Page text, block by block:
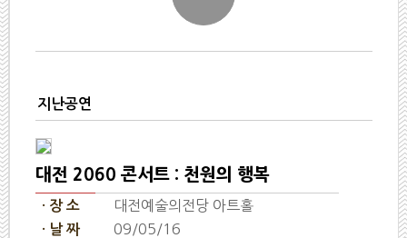
지난공연
대전 2060 콘서트 : 천원의 행복
· 장 소 대전예술의전당 아트홀
· 날 짜 09/05/16